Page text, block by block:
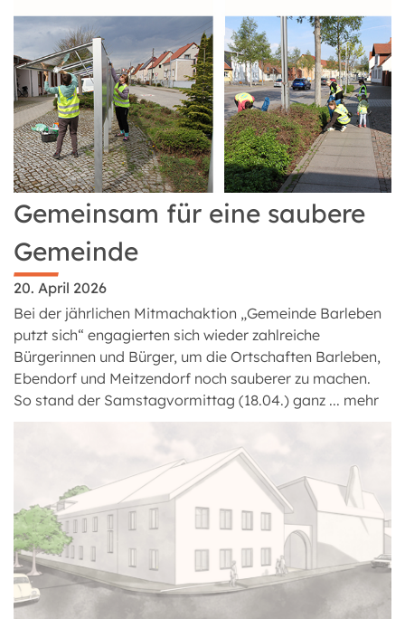
Gemeinsam für eine saubere
Gemeinde
20. April 2026
Bei der jährlichen Mitmachaktion „Gemeinde Barleben
putzt sich“ engagierten sich wieder zahlreiche
Bürgerinnen und Bürger, um die Ortschaften Barleben,
Ebendorf und Meitzendorf noch sauberer zu machen.
So stand der Samstagvormittag (18.04.) ganz ... mehr